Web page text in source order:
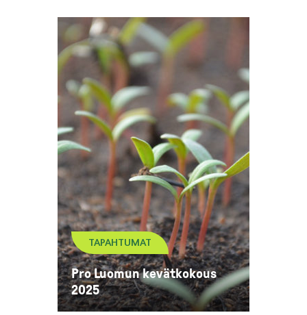
TAPAHTUMAT
Pro Luomun kevätkokous
2025